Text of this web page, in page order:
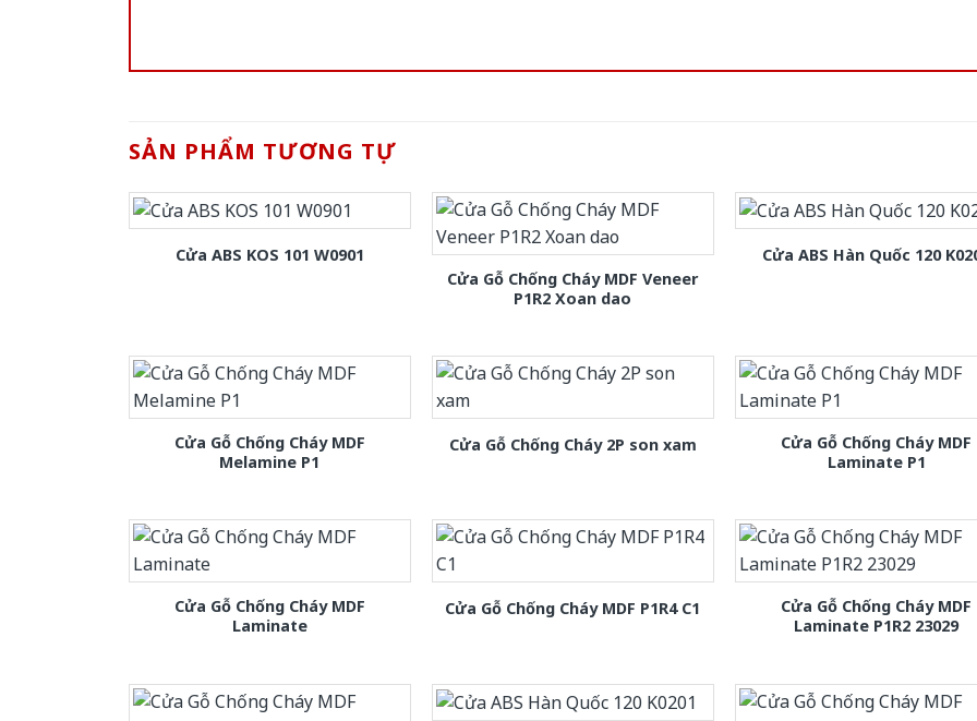
SẢN PHẨM TƯƠNG TỰ
Cửa ABS KOS 101 W0901
Cửa Gỗ Chống Cháy MDF Veneer
P1R2 Xoan dao
Cửa ABS Hàn Quốc 120
Cửa Gỗ Chống Cháy MDF
Melamine P1
Cửa Gỗ Chống Cháy 2P son xam
Cửa Gỗ Chống Cháy MDF
Laminate P1
Cửa Gỗ Chống Cháy MDF
Laminate
Cửa Gỗ Chống Cháy MDF P1R4 C1
Cửa Gỗ Chống Cháy MDF
Laminate P1R2 23029